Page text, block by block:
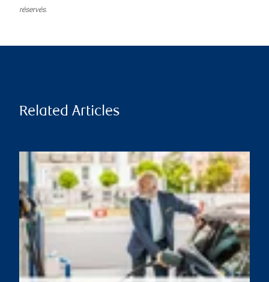
réservés.
Related Articles